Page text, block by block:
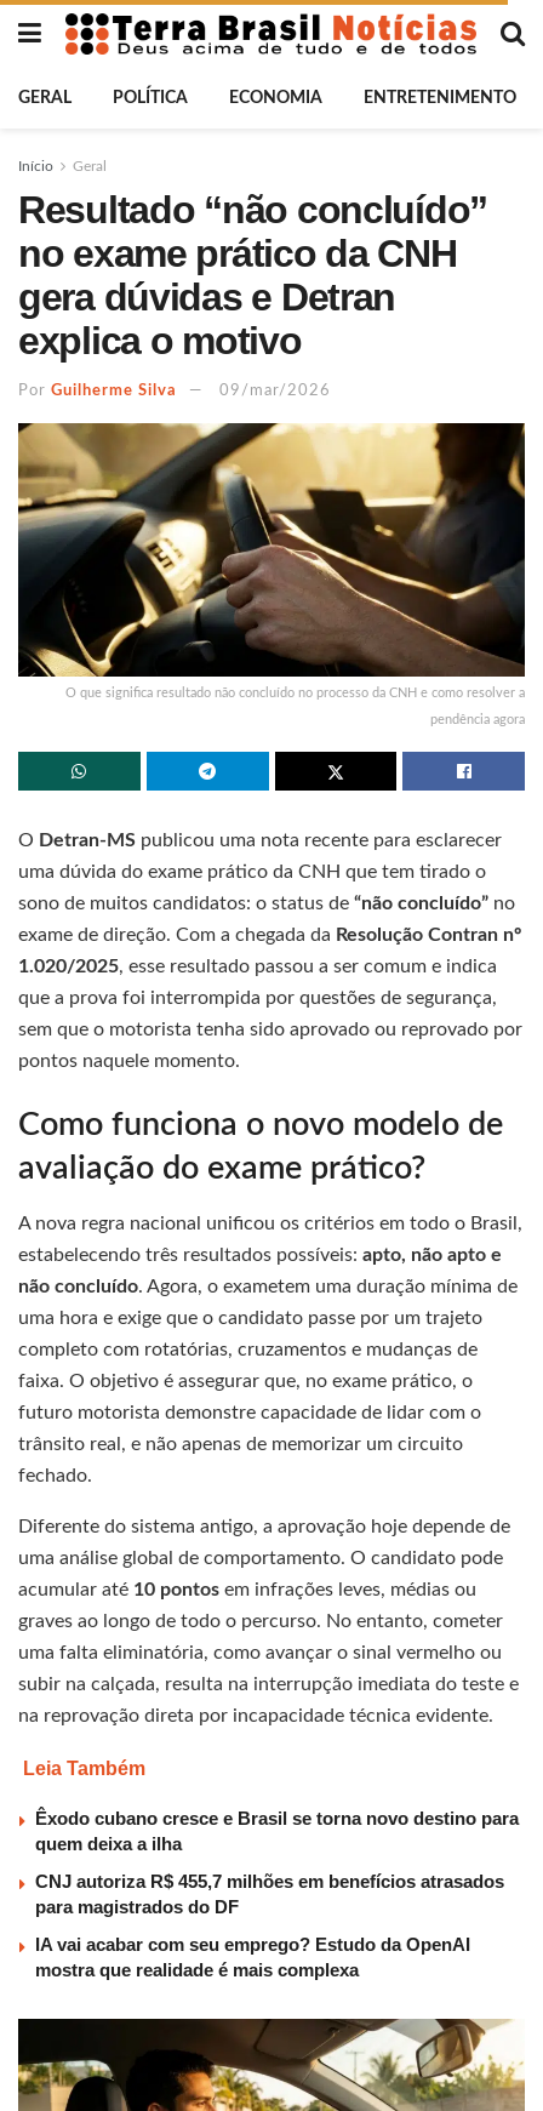
GERAL POLÍTICA ECONOMIA ENTRETENIMENTO
Início Geral
Resultado “não concluído”
no exame prático da CNH
gera dúvidas e Detran
explica o motivo
Por Guilherme Silva 09/mar/2026
O que significa resultado não concluído no processo da CNH e como resolver a
pendência agora
O Detran-MS publicou uma nota recente para esclarecer
uma dúvida do exame prático da CNH que tem tirado o
sono de muitos candidatos: o status de “não concluído” no
exame de direção. Com a chegada da Resolução Contran nº
1.020/2025, esse resultado passou a ser comum e indica
que a prova foi interrompida por questões de segurança,
sem que o motorista tenha sido aprovado ou reprovado por
pontos naquele momento.
Como funciona o novo modelo de
avaliação do exame prático?
A nova regra nacional unificou os critérios em todo o Brasil,
estabelecendo três resultados possíveis: apto, não apto e
não concluído. Agora, o exametem uma duração mínima de
uma hora e exige que o candidato passe por um trajeto
completo com rotatórias, cruzamentos e mudanças de
faixa. O objetivo é assegurar que, no exame prático, o
futuro motorista demonstre capacidade de lidar com o
trânsito real, e não apenas de memorizar um circuito
fechado.
Diferente do sistema antigo, a aprovação hoje depende de
uma análise global de comportamento. O candidato pode
acumular até 10 pontos em infrações leves, médias ou
graves ao longo de todo o percurso. No entanto, cometer
uma falta eliminatória, como avançar o sinal vermelho ou
subir na calçada, resulta na interrupção imediata do teste e
na reprovação direta por incapacidade técnica evidente.
Leia Também
Êxodo cubano cresce e Brasil se torna novo destino para
quem deixa a ilha
CNJ autoriza R$ 455,7 milhões em benefícios atrasados
para magistrados do DF
IA vai acabar com seu emprego? Estudo da OpenAI
mostra que realidade é mais complexa